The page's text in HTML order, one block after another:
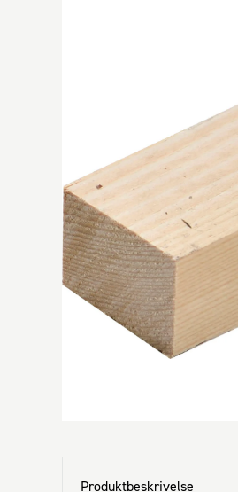
Produktbeskrivelse